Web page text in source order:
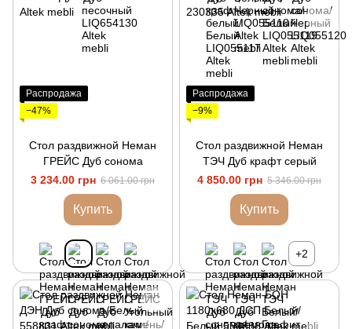
Распродажа
−47%
Стол раздвижной Неман
ГРЕЙС Дуб сонома
3 234.00 грн 6 061.00 грн
Купить
Распродажа
−9%
Стол раздвижной Неман
ТЭЧ Дуб крафт серый
4 850.00 грн 5 346.00 грн
Купить
+2